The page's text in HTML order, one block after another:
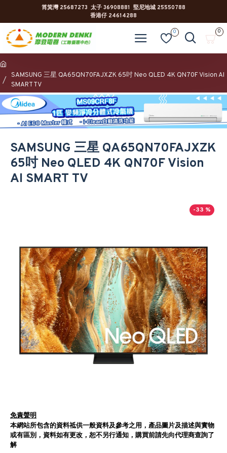
筲箕灣 25687273 太子 36908881 堅尼地城 25550788
香港仔 24614288
0 0
SAMSUNG 三星 QA65QN70FAJXZK 65吋 Neo QLED 4K QN70F Vision AI
SMART TV
SAMSUNG 三星 QA65QN70FAJXZK
65吋 Neo QLED 4K QN70F Vision
AI SMART TV
-33 %
免責聲明
本網站所包含的資料祗供一般資料及參考之用，產品圖片及描述與實物
或有區別，資料如有更改，恕不另行通知，購買前請先向代理商查詢了
解